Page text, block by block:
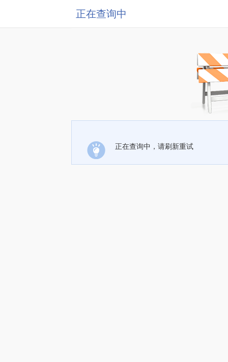
正在查询中
正在查询中，请刷新重试